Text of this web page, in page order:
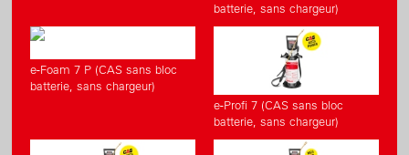
batterie, sans chargeur)
e-Foam 7 P (CAS sans bloc
batterie, sans chargeur)
e-Profi 7 (CAS sans bloc
batterie, sans chargeur)